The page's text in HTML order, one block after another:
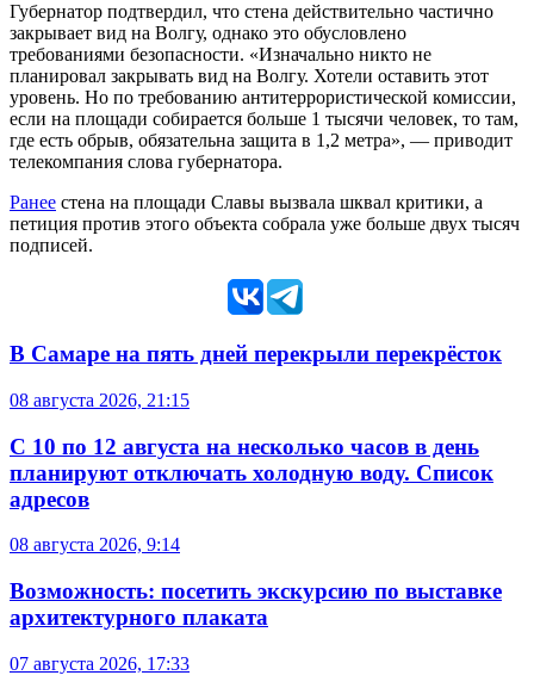
Губернатор подтвердил, что стена действительно частично
закрывает вид на Волгу, однако это обусловлено
требованиями безопасности. «Изначально никто не
планировал закрывать вид на Волгу. Хотели оставить этот
уровень. Но по требованию антитеррористической комиссии,
если на площади собирается больше 1 тысячи человек, то там,
где есть обрыв, обязательна защита в 1,2 метра», — приводит
телекомпания слова губернатора.
Ранее стена на площади Славы вызвала шквал критики, а
петиция против этого объекта собрала уже больше двух тысяч
подписей.
В Самаре на пять дней перекрыли перекрёсток
08 августа 2026, 21:15
С 10 по 12 августа на несколько часов в день
планируют отключать холодную воду. Список
адресов
08 августа 2026, 9:14
Возможность: посетить экскурсию по выставке
архитектурного плаката
07 августа 2026, 17:33